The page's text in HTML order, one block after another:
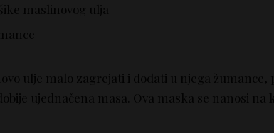
maslinovog ulja
ulje malo zagrejati i dodati u njega žumance,
ujednačena masa. Ova maska se nanosi na